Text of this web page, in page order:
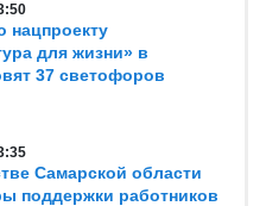
нацпроекту
для жизни» в
37 светофоров
Самарской области
поддержки работников